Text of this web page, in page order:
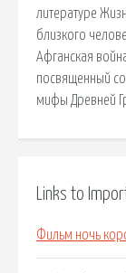
литературе
близкого
Афганская
посвященный
мифы Древней
Links to
Фильм ночь